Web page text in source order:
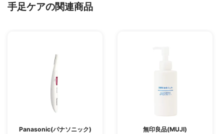
手足ケアの関連商品
Panasonic(パナソニック)
無印良品(MUJI)